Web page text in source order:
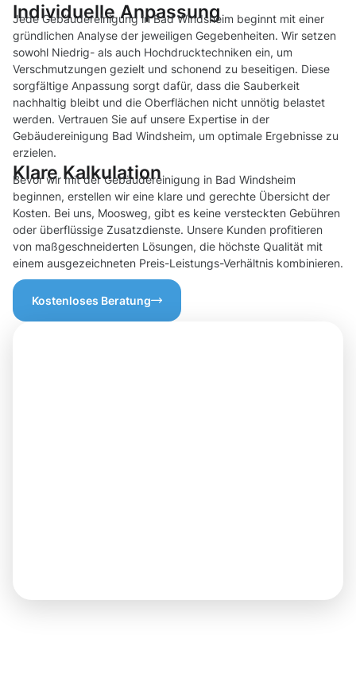
Individuelle Anpassung
Jede Gebäudereinigung in Bad Windsheim beginnt mit einer
gründlichen Analyse der jeweiligen Gegebenheiten. Wir setzen
sowohl Niedrig- als auch Hochdrucktechniken ein, um
Verschmutzungen gezielt und schonend zu beseitigen. Diese
sorgfältige Anpassung sorgt dafür, dass die Sauberkeit
nachhaltig bleibt und die Oberflächen nicht unnötig belastet
werden. Vertrauen Sie auf unsere Expertise in der
Gebäudereinigung Bad Windsheim, um optimale Ergebnisse zu
erzielen.
Klare Kalkulation
Bevor wir mit der Gebäudereinigung in Bad Windsheim
beginnen, erstellen wir eine klare und gerechte Übersicht der
Kosten. Bei uns, Moosweg, gibt es keine versteckten Gebühren
oder überflüssige Zusatzdienste. Unsere Kunden profitieren
von maßgeschneiderten Lösungen, die höchste Qualität mit
einem ausgezeichneten Preis-Leistungs-Verhältnis kombinieren.
Kostenloses Beratung